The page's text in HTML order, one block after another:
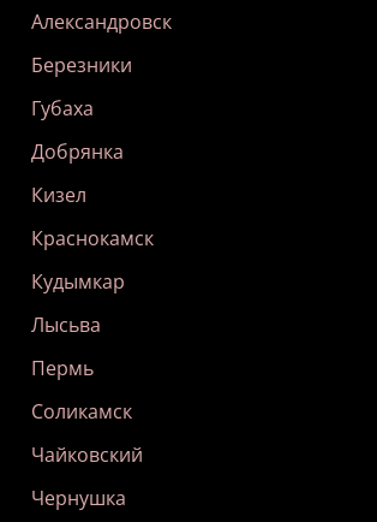
Александровск
Березники
Губаха
Добрянка
Кизел
Краснокамск
Кудымкар
Лысьва
Пермь
Соликамск
Чайковский
Чернушка